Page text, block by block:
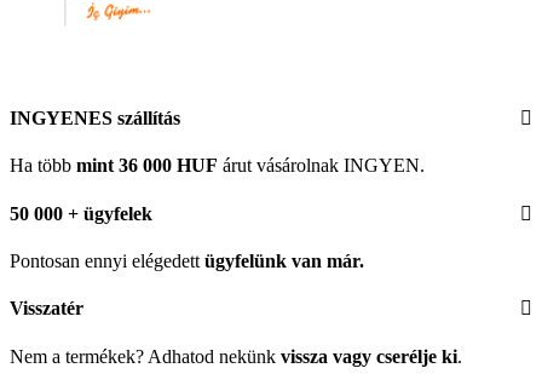
INGYENES szállítás
Ha több mint 36 000 HUF árut vásárolnak INGYEN.
50 000 + ügyfelek
Pontosan ennyi elégedett ügyfelünk van már.
Visszatér
Nem a termékek? Adhatod nekünk vissza vagy cserélje ki.